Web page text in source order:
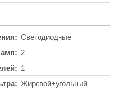
Светодиодные
2
1
Жировой+угольный